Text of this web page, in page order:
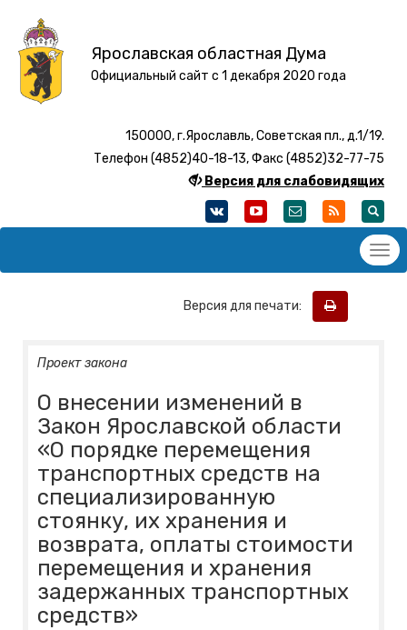
Ярославская областная Дума
Официальный сайт с 1 декабря 2020 года
150000, г.Ярославль, Советская пл., д.1/19.
Телефон (4852)40-18-13, Факс (4852)32-77-75
Версия для слабовидящих
Версия для печати:
Проект закона
О внесении изменений в
Закон Ярославской области
«О порядке перемещения
транспортных средств на
специализированную
стоянку, их хранения и
возврата, оплаты стоимости
перемещения и хранения
задержанных транспортных
средств»